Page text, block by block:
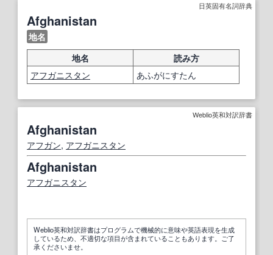
日英固有名詞辞典
Afghanistan
地名
地名
読み方
アフガニスタン
あふがにすたん
Weblio英和対訳辞書
Afghanistan
アフガン, アフガニスタン
Afghanistan
アフガニスタン
Weblio英和対訳辞書はプログラムで機械的に意味や英語表現を生成
しているため、不適切な項目が含まれていることもあります。ご了
承くださいませ。